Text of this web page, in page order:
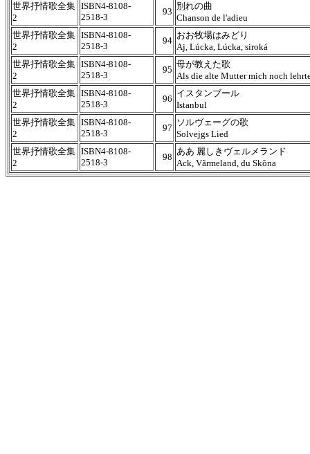
世界抒情歌全集
2
ISBN4-8108-
2518-3
93
別れの曲
Chanson de l'adieu
世界抒情歌全集
2
ISBN4-8108-
2518-3
94
おお牧場はみどり
Aj, Lúcka, Lúcka, siroká
世界抒情歌全集
2
ISBN4-8108-
2518-3
95
母が教えた歌
Als die alte Mutter mich noch
世界抒情歌全集
2
ISBN4-8108-
2518-3
96
イスタンブール
Istanbul
世界抒情歌全集
2
ISBN4-8108-
2518-3
97
ソルヴェーグの歌
Solvejgs Lied
世界抒情歌全集
2
ISBN4-8108-
2518-3
98
ああ 麗しきヴェルメランド
Ack, Vãrmeland, du Skõna